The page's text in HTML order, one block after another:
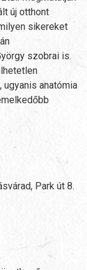
új otthont
sikereket
szobrai is.
anatómia
Park út 8.